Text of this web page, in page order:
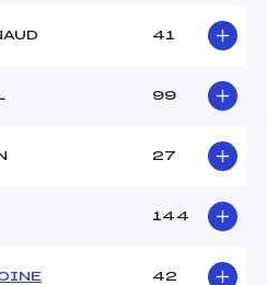
41
99
27
144
42